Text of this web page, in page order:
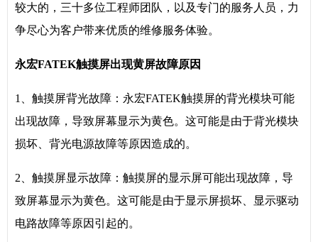
较大的，三十多位工程师团队，以及专门的服务人员，力
争尽心为客户带来优质的维修服务体验。
永宏FATEK触摸屏出现黄屏故障原因
1、触摸屏背光故障：永宏FATEK触摸屏的背光模块可能
出现故障，导致屏幕显示为黄色。这可能是由于背光模块
损坏、背光电源故障等原因造成的。
2、触摸屏显示故障：触摸屏的显示屏可能出现故障，导
致屏幕显示为黄色。这可能是由于显示屏损坏、显示驱动
电路故障等原因引起的。